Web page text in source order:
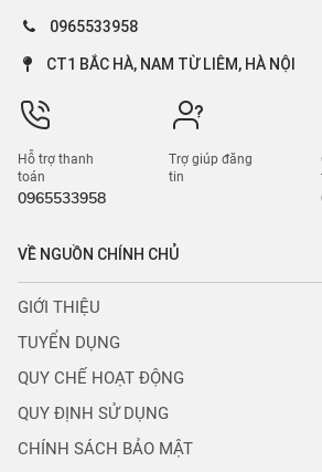
0965533958
CT1 BẮC HÀ, NAM TỪ LIÊM, HÀ NỘI
Hỗ trợ thanh
toán
0965533958
Trợ giúp đăng
tin
VỀ NGUỒN CHÍNH CHỦ
GIỚI THIỆU
TUYỂN DỤNG
QUY CHẾ HOẠT ĐỘNG
QUY ĐỊNH SỬ DỤNG
CHÍNH SÁCH BẢO MẬT